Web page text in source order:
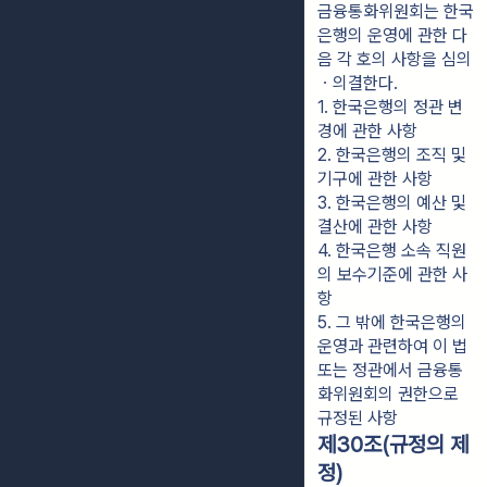
금융통화위원회는 한국
은행의 운영에 관한 다
음 각 호의 사항을 심의
ㆍ의결한다.
1. 한국은행의 정관 변
경에 관한 사항
2. 한국은행의 조직 및
기구에 관한 사항
3. 한국은행의 예산 및
결산에 관한 사항
4. 한국은행 소속 직원
의 보수기준에 관한 사
항
5. 그 밖에 한국은행의
운영과 관련하여 이 법
또는 정관에서 금융통
화위원회의 권한으로
규정된 사항
제30조(규정의 제
정)